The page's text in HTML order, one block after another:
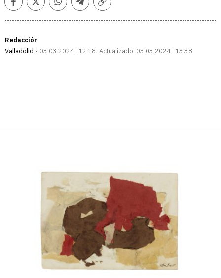
FacebookTwitterWhatsappTelegramCopiar
Redacción
Valladolid
03.03.2024 | 12:18 Actualizado: 03.03.2024 | 13:38